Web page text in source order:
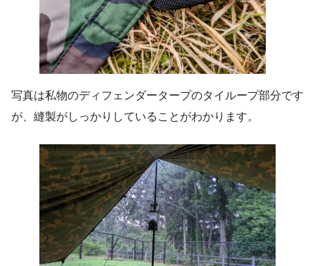
写真は私物のディフェンダータープのタイループ部分です
が、縫製がしっかりしていることがわかります。